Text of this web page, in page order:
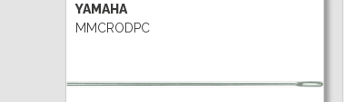
YAMAHA
MMCRODPC